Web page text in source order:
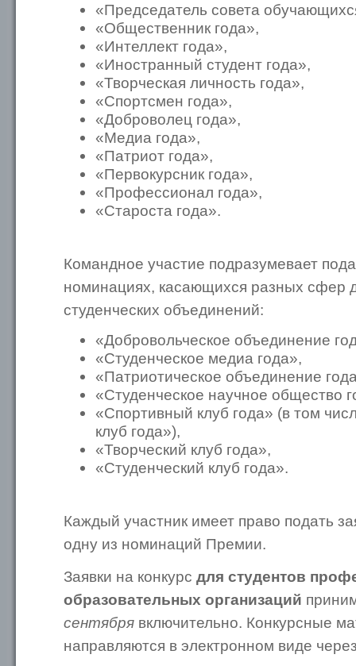
«Председатель совета
«Общественник года»,
«Интеллект года»,
«Иностранный студент года»,
«Творческая личность года»,
«Спортсмен года»,
«Доброволец года»,
«Медиа года»,
«Патриот года»,
«Первокурсник года»,
«Профессионал года»,
«Староста года».
Командное участие подразумевает
номинациях, касающихся разных сфер
студенческих объединений:
«Добровольческое объединение
«Студенческое медиа года»,
«Патриотическое объединение
«Студенческое научное общество
«Спортивный клуб года» (в том
клуб года»),
«Творческий клуб года»,
«Студенческий клуб года».
Каждый участник имеет право подать
одну из номинаций Премии.
Заявки на конкурс для студентов
образовательных организаций
сентября включительно. Конкурсные
направляются в электронном виде